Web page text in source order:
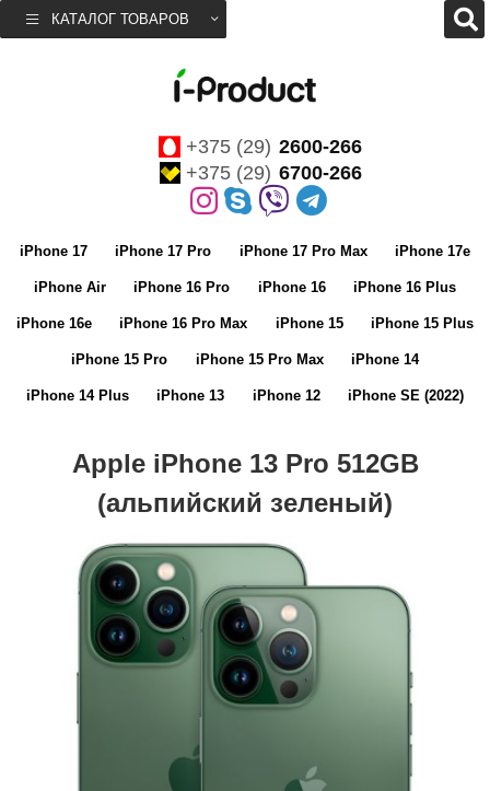
КАТАЛОГ ТОВАРОВ
+375 (29) 2600-266
+375 (29) 6700-266
iPhone 17 iPhone 17 Pro iPhone 17 Pro Max iPhone 17e
iPhone Air iPhone 16 Pro iPhone 16 iPhone 16 Plus
iPhone 16e iPhone 16 Pro Max iPhone 15 iPhone 15 Plus
iPhone 15 Pro iPhone 15 Pro Max iPhone 14
iPhone 14 Plus iPhone 13 iPhone 12 iPhone SE (2022)
Apple iPhone 13 Pro 512GB
(альпийский зеленый)